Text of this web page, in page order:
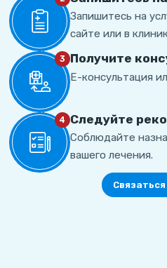
Запишитесь на
сайте или в
3 Получите
Е-консультация
4 Cледуйте
Соблюдайте
вашего лечения.